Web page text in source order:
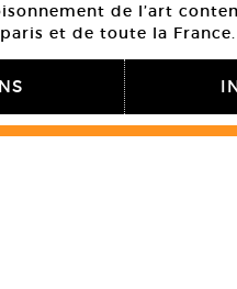
de l’art
et de toute la France.